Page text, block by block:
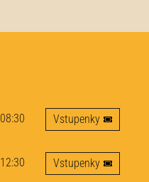
08:30 Vstupenky
12:30 Vstupenky